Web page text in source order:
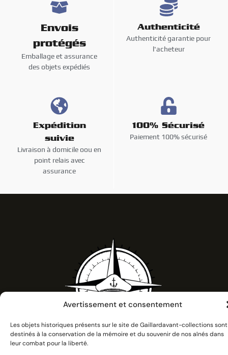
Avertissement et consentement
Les objets historiques présents sur le site de Gaillardavant-collections sont
destinés à la conservation de la mémoire et du souvenir de nos aînés dans
leur combat pour la liberté.
Envois
protégés
Emballage et assurance
des objets expédiés
Authenticité
Authenticité garantie pour
l'acheteur
Expédition
suivie
Livraison à domicile oou en
point relais avec
assurance
100% Sécurisé
Paiement 100% sécurisé